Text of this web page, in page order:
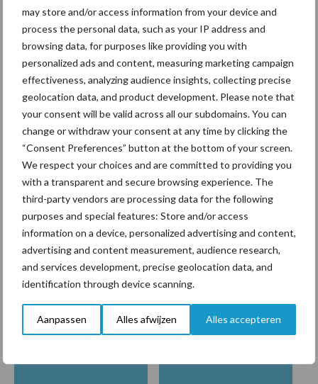
may store and/or access information from your device and
process the personal data, such as your IP address and
browsing data, for purposes like providing you with
personalized ads and content, measuring marketing campaign
effectiveness, analyzing audience insights, collecting precise
geolocation data, and product development. Please note that
your consent will be valid across all our subdomains. You can
change or withdraw your consent at any time by clicking the
“Consent Preferences” button at the bottom of your screen.
We respect your choices and are committed to providing you
with a transparent and secure browsing experience. The
third-party vendors are processing data for the following
purposes and special features: Store and/or access
information on a device, personalized advertising and content,
advertising and content measurement, audience research,
and services development, precise geolocation data, and
identification through device scanning.
Aanpassen Alles afwijzen Alles accepteren
De speenhuid: een vaak
onderschatte risicofactor
voor mastitis
ForFarmers ziet volume en
marktaandeel groeien in
krimpende Nederlandse
markt
Themapagina's
Diergezondheid Bemesting Fokkerij